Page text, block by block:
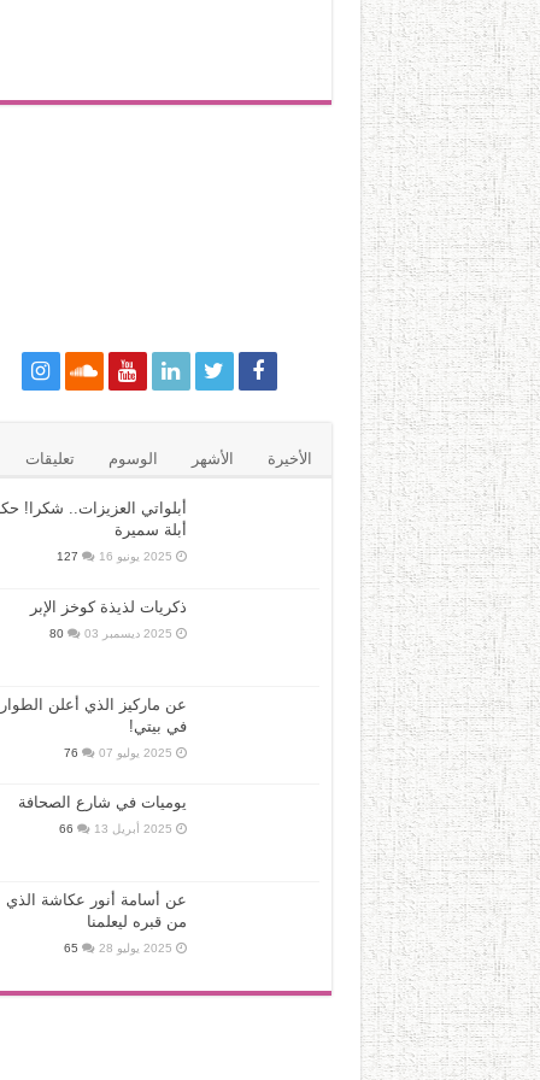
الأخيرة الأشهر الوسوم تعليقات
أبلواتي العزيزات.. شكرا!
أبلة سميرة
2025 يونيو 16 127
ذكريات لذيذة كوخز الإبر
2025 ديسمبر 03 80
عن ماركيز الذي أعلن
في بيتي!
2025 يوليو 07 76
يوميات في شارع الصحافة
2025 أبريل 13 66
عن أسامة أنور عكاشة الذي
من قبره ليعلمنا
2025 يوليو 28 65